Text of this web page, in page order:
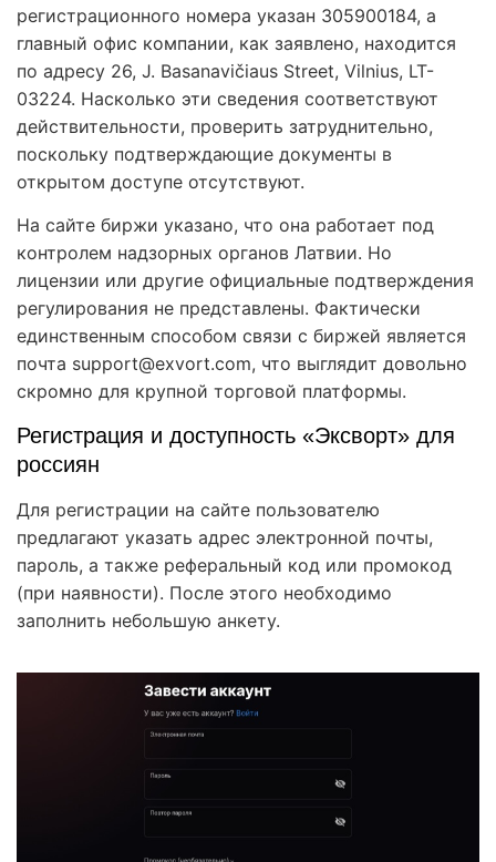
регистрационного номера указан 305900184, а
главный офис компании, как заявлено, находится
по адресу 26, J. Basanavičiaus Street, Vilnius, LT-
03224. Насколько эти сведения соответствуют
действительности, проверить затруднительно,
поскольку подтверждающие документы в
открытом доступе отсутствуют.
На сайте биржи указано, что она работает под
контролем надзорных органов Латвии. Но
лицензии или другие официальные подтверждения
регулирования не представлены. Фактически
единственным способом связи с биржей является
почта support@exvort.com, что выглядит довольно
скромно для крупной торговой платформы.
Регистрация и доступность «Эксворт» для
россиян
Для регистрации на сайте пользователю
предлагают указать адрес электронной почты,
пароль, а также реферальный код или промокод
(при наявности). После этого необходимо
заполнить небольшую анкету.